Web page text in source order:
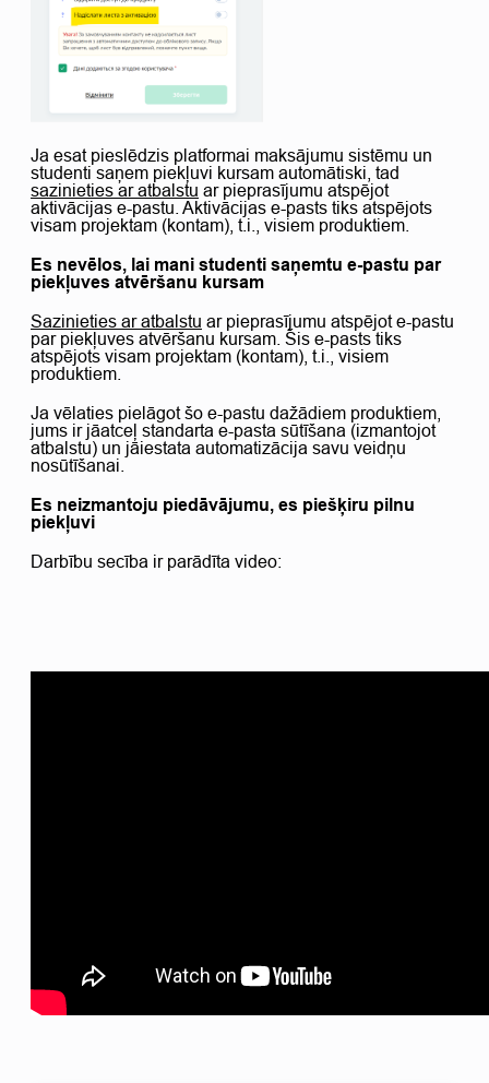
Ja esat pieslēdzis platformai maksājumu sistēmu un
studenti saņem piekļuvi kursam automātiski, tad
sazinieties ar atbalstu ar pieprasījumu atspējot
aktivācijas e-pastu. Aktivācijas e-pasts tiks atspējots
visam projektam (kontam), t.i., visiem produktiem.
Es nevēlos, lai mani studenti saņemtu e-pastu par
piekļuves atvēršanu kursam
Sazinieties ar atbalstu ar pieprasījumu atspējot e-pastu
par piekļuves atvēršanu kursam. Šis e-pasts tiks
atspējots visam projektam (kontam), t.i., visiem
produktiem.
Ja vēlaties pielāgot šo e-pastu dažādiem produktiem,
jums ir jāatceļ standarta e-pasta sūtīšana (izmantojot
atbalstu) un jāiestata automatizācija savu veidņu
nosūtīšanai.
Es neizmantoju piedāvājumu, es piešķiru pilnu
piekļuvi
Darbību secība ir parādīta video: